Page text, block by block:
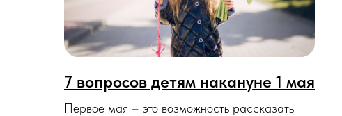
7 вопросов детям накануне 1 мая
Первое мая – это возможность рассказать